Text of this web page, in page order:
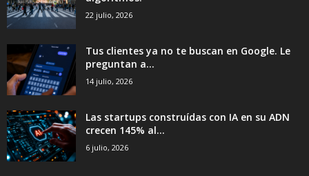
22 julio, 2026
Tus clientes ya no te buscan en Google. Le
preguntan a...
14 julio, 2026
Las startups construídas con IA en su ADN
crecen 145% al...
6 julio, 2026